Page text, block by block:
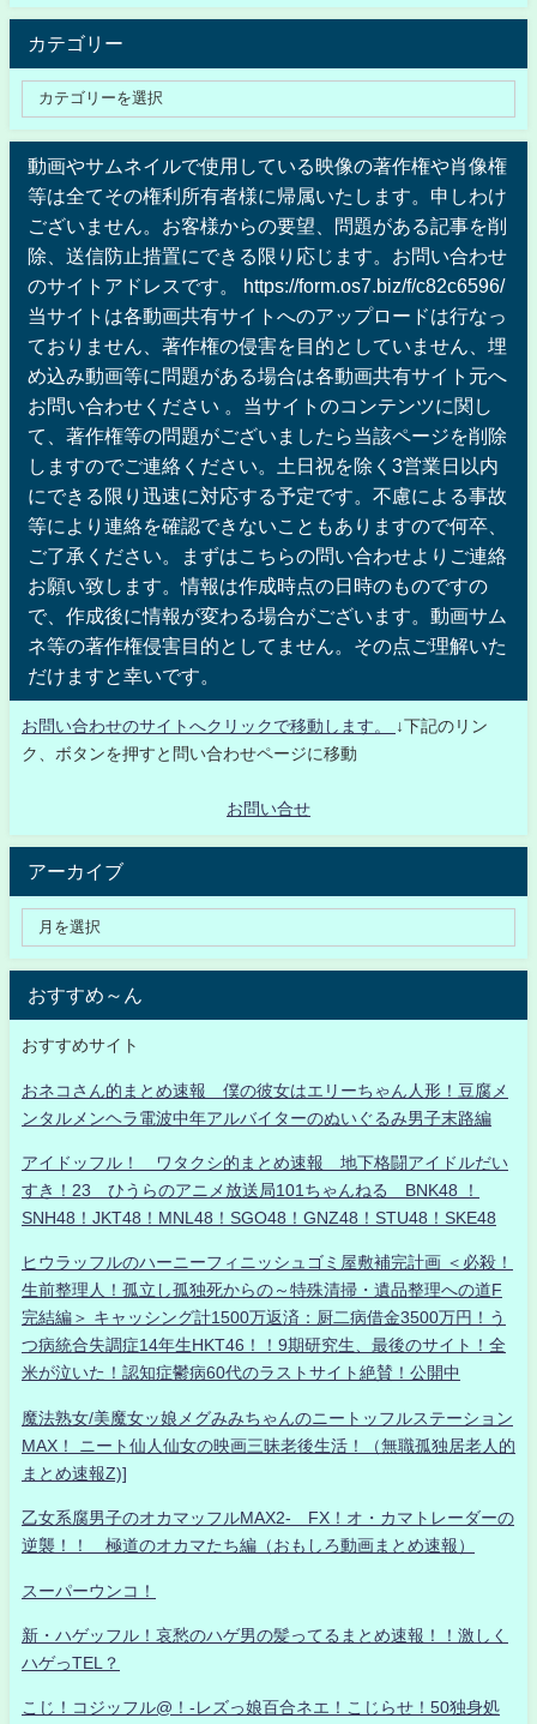
カテゴリー
動画やサムネイルで使用している映像の著作権や肖像権
等は全てその権利所有者様に帰属いたします。申しわけ
ございません。お客様からの要望、問題がある記事を削
除、送信防止措置にできる限り応じます。お問い合わせ
のサイトアドレスです。 https://form.os7.biz/f/c82c6596/
当サイトは各動画共有サイトへのアップロードは行なっ
ておりません、著作権の侵害を目的としていません、埋
め込み動画等に問題がある場合は各動画共有サイト元へ
お問い合わせください 。当サイトのコンテンツに関し
て、著作権等の問題がございましたら当該ページを削除
しますのでご連絡ください。土日祝を除く3営業日以内
にできる限り迅速に対応する予定です。不慮による事故
等により連絡を確認できないこともありますので何卒、
ご了承ください。まずはこちらの問い合わせよりご連絡
お願い致します。情報は作成時点の日時のものですの
で、作成後に情報が変わる場合がございます。動画サム
ネ等の著作権侵害目的としてません。その点ご理解いた
だけますと幸いです。
お問い合わせのサイトへクリックで移動します。
↓下記のリン
ク、ボタンを押すと問い合わせページに移動
お問い合せ
アーカイブ
おすすめ～ん
おすすめサイト
おネコさん的まとめ速報 僕の彼女はエリーちゃん人形！豆腐メ
ンタルメンヘラ電波中年アルバイターのぬいぐるみ男子末路編
アイドッフル！ ワタクシ的まとめ速報 地下格闘アイドルだい
すき！23 ひうらのアニメ放送局101ちゃんねる BNK48 ！
SNH48！JKT48！MNL48！SGO48！GNZ48！STU48！SKE48
ヒウラッフルのハーニーフィニッシュゴミ屋敷補完計画 ＜必殺！
生前整理人！孤立し孤独死からの～特殊清掃・遺品整理への道F
完結編＞ キャッシング計1500万返済：厨二病借金3500万円！う
つ病統合失調症14年生HKT46！！9期研究生、最後のサイト！全
米が泣いた！認知症鬱病60代のラストサイト絶賛！公開中
魔法熟女/美魔女ッ娘メグみみちゃんのニートッフルステーション
MAX！ ニート仙人仙女の映画三昧老後生活！（無職孤独居老人的
まとめ速報Z)]
乙女系腐男子のオカマッフルMAX2- FX！オ・カマトレーダーの
逆襲！！ 極道のオカマたち編（おもしろ動画まとめ速報）
スーパーウンコ！
新・ハゲッフル！哀愁のハゲ男の髪ってるまとめ速報！！激しく
ハゲっTEL？
こじ！コジッフル@！-レズっ娘百合ネエ！こじらせ！50独身処